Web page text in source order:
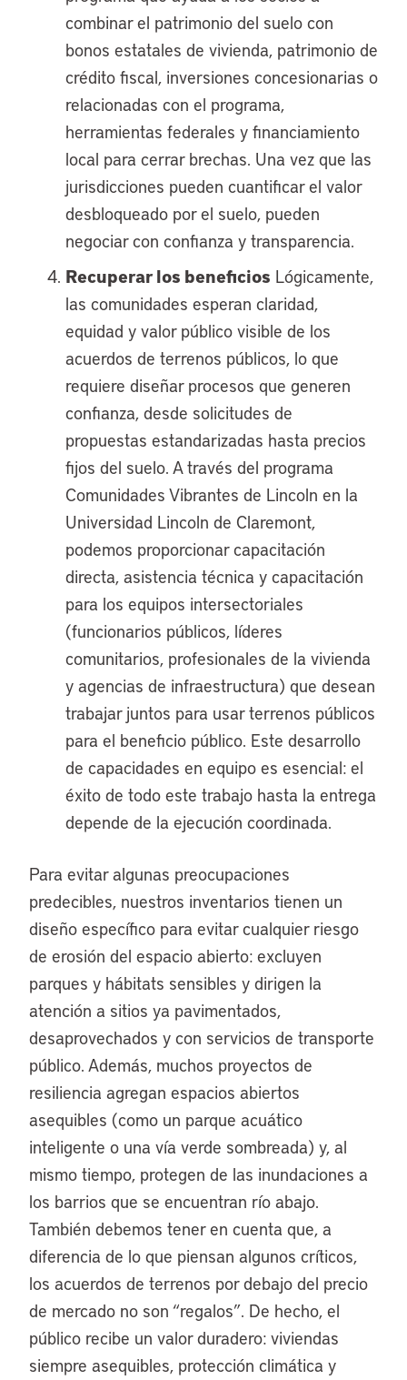
combinar el patrimonio del suelo con
bonos estatales de vivienda, patrimonio de
crédito fiscal, inversiones concesionarias o
relacionadas con el programa,
herramientas federales y financiamiento
local para cerrar brechas. Una vez que las
jurisdicciones pueden cuantificar el valor
desbloqueado por el suelo, pueden
negociar con confianza y transparencia.
Recuperar los beneficios Lógicamente,
las comunidades esperan claridad,
equidad y valor público visible de los
acuerdos de terrenos públicos, lo que
requiere diseñar procesos que generen
confianza, desde solicitudes de
propuestas estandarizadas hasta precios
fijos del suelo. A través del programa
Comunidades Vibrantes de Lincoln en la
Universidad Lincoln de Claremont,
podemos proporcionar capacitación
directa, asistencia técnica y capacitación
para los equipos intersectoriales
(funcionarios públicos, líderes
comunitarios, profesionales de la vivienda
y agencias de infraestructura) que desean
trabajar juntos para usar terrenos públicos
para el beneficio público. Este desarrollo
de capacidades en equipo es esencial: el
éxito de todo este trabajo hasta la entrega
depende de la ejecución coordinada.
Para evitar algunas preocupaciones
predecibles, nuestros inventarios tienen un
diseño específico para evitar cualquier riesgo
de erosión del espacio abierto: excluyen
parques y hábitats sensibles y dirigen la
atención a sitios ya pavimentados,
desaprovechados y con servicios de transporte
público. Además, muchos proyectos de
resiliencia agregan espacios abiertos
asequibles (como un parque acuático
inteligente o una vía verde sombreada) y, al
mismo tiempo, protegen de las inundaciones a
los barrios que se encuentran río abajo.
También debemos tener en cuenta que, a
diferencia de lo que piensan algunos críticos,
los acuerdos de terrenos por debajo del precio
de mercado no son “regalos”. De hecho, el
público recibe un valor duradero: viviendas
siempre asequibles, protección climática y